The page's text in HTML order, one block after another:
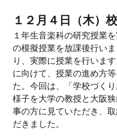
１２月４ 日（木）
１年生音楽科の研究授業
の模擬授業を放課後行い
り、実際に授業を行いま
に向けて、授業の進め方
た。今回は、「学校づく
様子を大学の教授と大阪
事の方に見ていただき、
だきました。